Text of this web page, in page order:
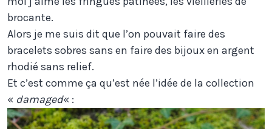
brocante.
Alors je me suis dit que l’on pouvait faire des
bracelets sobres sans en faire des bijoux en argent
rhodié sans relief.
Et c’est comme ça qu’est née l’idée de la collection
« damaged« :